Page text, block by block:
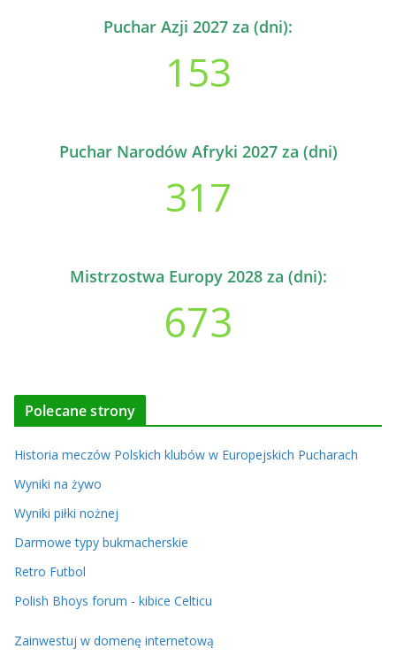
Puchar Azji 2027 za (dni):
153
Puchar Narodów Afryki 2027 za (dni)
317
Mistrzostwa Europy 2028 za (dni):
673
Polecane strony
Historia meczów Polskich klubów w Europejskich Pucharach
Wyniki na żywo
Wyniki piłki nożnej
Darmowe typy bukmacherskie
Retro Futbol
Polish Bhoys forum - kibice Celticu
Zainwestuj w domenę internetową